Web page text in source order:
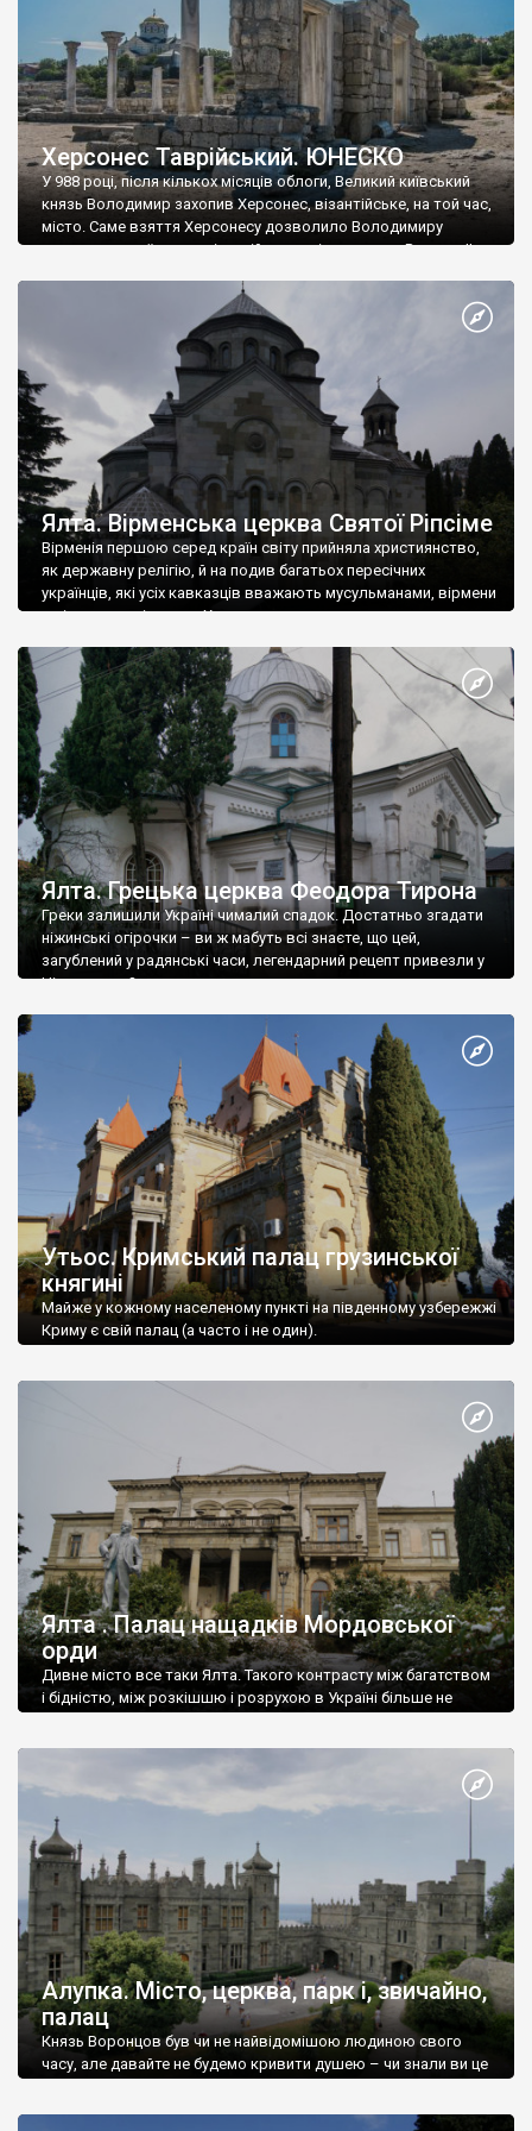
Херсонес Таврійський. ЮНЕСКО
У 988 році, після кількох місяців облоги, Великий київський
князь Володимир захопив Херсонес, візантійське, на той час,
місто. Саме взяття Херсонесу дозволило Володимиру
диктувати свої умови візантійському імператору Василю ІІ, та
Херсонесі Володимир-язичник, став Василем-християнином.
А потім було Хрещення Русі. На честь Херсонесу Таврійського
Ялта. Вірменська церква Святої Ріпсіме
Вірменія першою серед країн світу прийняла християнство,
як державну релігію, й на подив багатьох пересічних
українців, які усіх кавказців вважають мусульманами, вірмени
є відданими вірянами Христа
Ялта. Грецька церква Феодора Тирона
Греки залишили Україні чималий спадок. Достатньо згадати
ніжинські огірочки – ви ж мабуть всі знаєте, що цей,
загублений у радянські часи, легендарний рецепт привезли у
Ніжин греки?
Утьос. Кримський палац грузинської
княгині
Майже у кожному населеному пункті на південному узбережжі
Криму є свій палац (а часто і не один).
Ялта . Палац нащадків Мордовської
орди
Дивне місто все таки Ялта. Такого контрасту між багатством
і бідністю, між розкішшю і розрухою в Україні більше не
Алупка. Місто, церква, парк і, звичайно,
палац
Князь Воронцов був чи не найвідомішою людиною свого
часу, але давайте не будемо кривити душею – чи знали ви це